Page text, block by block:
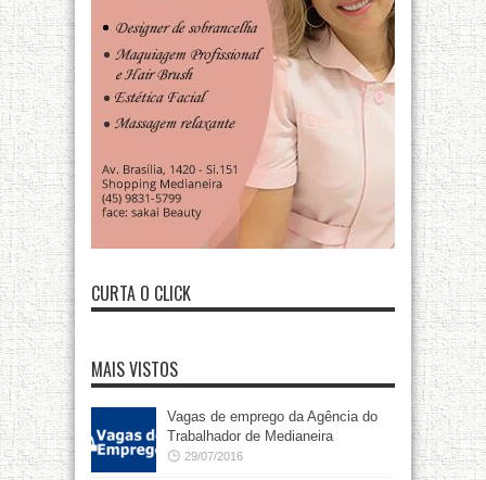
CURTA O CLICK
MAIS VISTOS
Vagas de emprego da Agência do
Trabalhador de Medianeira
29/07/2016